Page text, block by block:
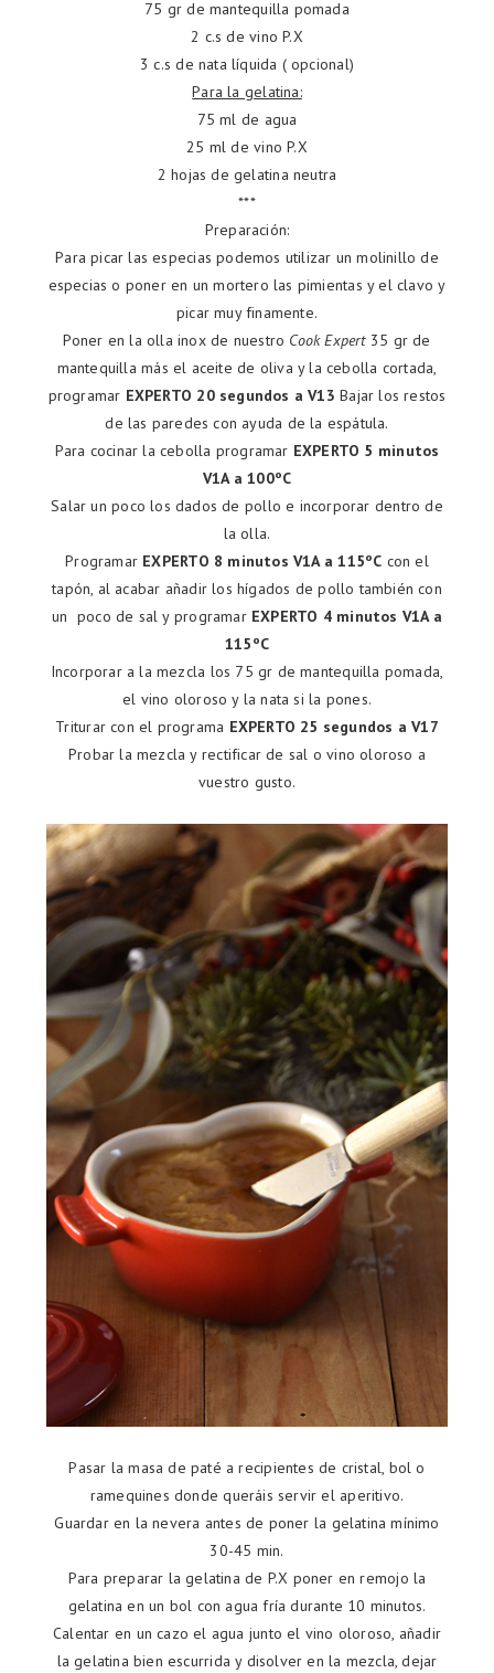
75 gr de mantequilla pomada
2 c.s de vino P.X
3 c.s de nata líquida ( opcional)
Para la gelatina:
75 ml de agua
25 ml de vino P.X
2 hojas de gelatina neutra
***
Preparación:
Para picar las especias podemos utilizar un molinillo de
especias o poner en un mortero las pimientas y el clavo y
picar muy finamente.
Poner en la olla inox de nuestro Cook Expert 35 gr de
mantequilla más el aceite de oliva y la cebolla cortada,
programar EXPERTO 20 segundos a V13 Bajar los restos
de las paredes con ayuda de la espátula.
Para cocinar la cebolla programar EXPERTO 5 minutos
V1A a 100ºC
Salar un poco los dados de pollo e incorporar dentro de
la olla.
Programar EXPERTO 8 minutos V1A a 115ºC con el
tapón, al acabar añadir los hígados de pollo también con
un poco de sal y programar EXPERTO 4 minutos V1A a
115ºC
Incorporar a la mezcla los 75 gr de mantequilla pomada,
el vino oloroso y la nata si la pones.
Triturar con el programa EXPERTO 25 segundos a V17
Probar la mezcla y rectificar de sal o vino oloroso a
vuestro gusto.
Pasar la masa de paté a recipientes de cristal, bol o
ramequines donde queráis servir el aperitivo.
Guardar en la nevera antes de poner la gelatina mínimo
30-45 min.
Para preparar la gelatina de P.X poner en remojo la
gelatina en un bol con agua fría durante 10 minutos.
Calentar en un cazo el agua junto el vino oloroso, añadir
la gelatina bien escurrida y disolver en la mezcla, dejar